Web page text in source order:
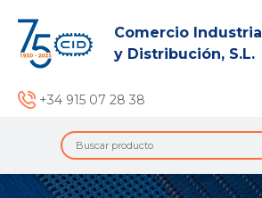
Comercio Industria
y Distribución, S.L.
+34 915 07 28 38